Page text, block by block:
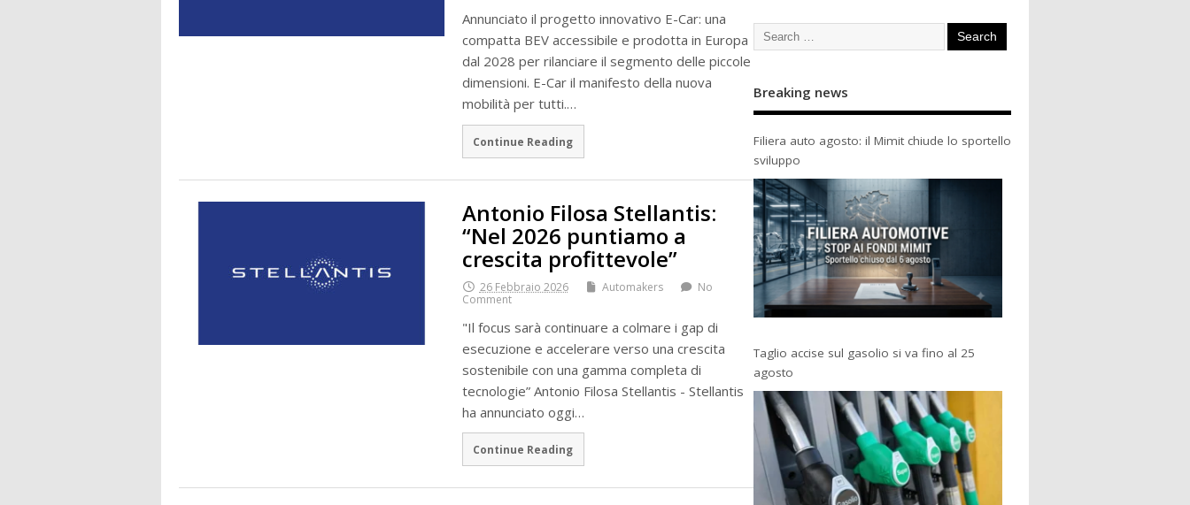
Annunciato il progetto innovativo E-Car: una
compatta BEV accessibile e prodotta in Europa
dal 2028 per rilanciare il segmento delle piccole
dimensioni. E-Car il manifesto della nuova
mobilità per tutti.…
Continue Reading
Antonio Filosa Stellantis:
“Nel 2026 puntiamo a
crescita profittevole”
26 Febbraio 2026 Automakers
No
Comment
"Il focus sarà continuare a colmare i gap di
esecuzione e accelerare verso una crescita
sostenibile con una gamma completa di
tecnologie” Antonio Filosa Stellantis - Stellantis
ha annunciato oggi…
Continue Reading
Breaking news
Filiera auto agosto: il Mimit chiude lo sportello
sviluppo
Taglio accise sul gasolio si va fino al 25
agosto